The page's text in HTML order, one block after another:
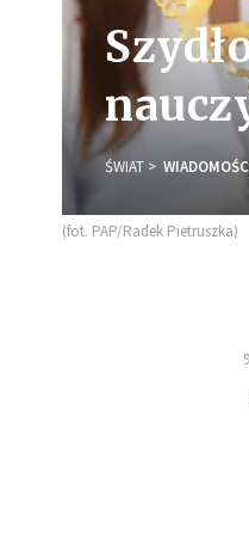
ŚWIAT
(fot. PAP/Radek Pietruszka)